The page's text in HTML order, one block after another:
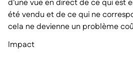
d'une vue en direct de ce qui est
été vendu et de ce qui ne
cela ne devienne un problème
Impact